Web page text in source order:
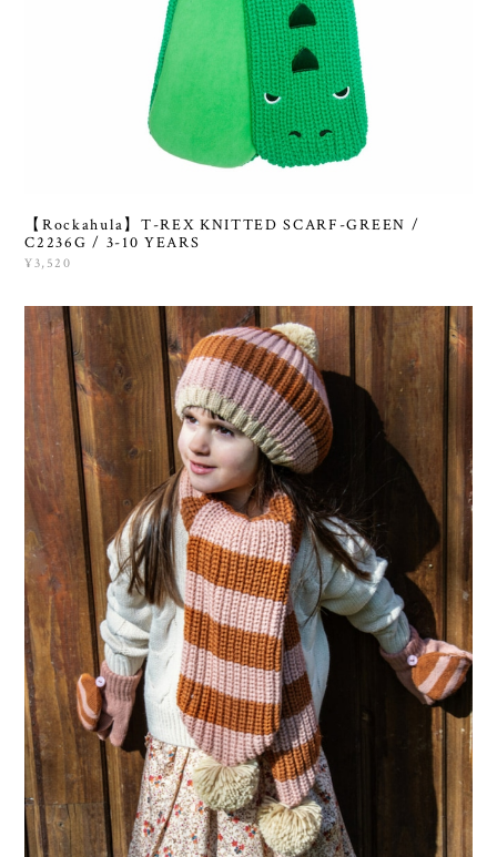
【Rockahula】T-REX KNITTED SCARF-GREEN /
C2236G / 3-10 YEARS
¥3,520